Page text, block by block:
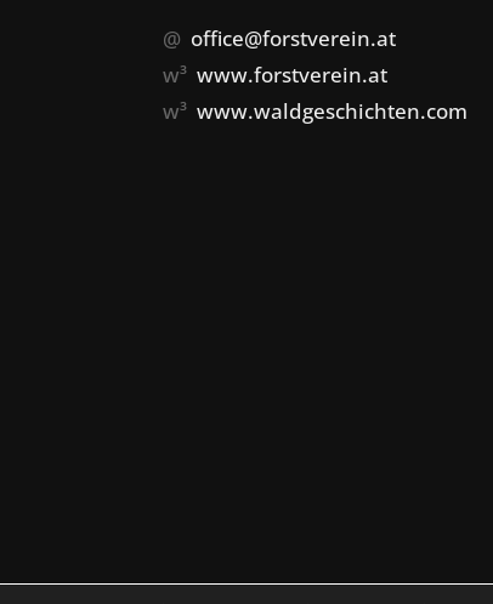
@ office@forstverein.at
w³www.forstverein.at
w³www.waldgeschichten.com